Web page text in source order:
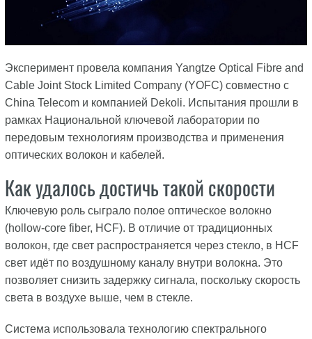
Эксперимент провела компания Yangtze Optical Fibre and
Cable Joint Stock Limited Company (YOFC) совместно с
China Telecom и компанией Dekoli. Испытания прошли в
рамках Национальной ключевой лаборатории по
передовым технологиям производства и применения
оптических волокон и кабелей.
Как удалось достичь такой скорости
Ключевую роль сыграло полое оптическое волокно
(hollow-core fiber, HCF). В отличие от традиционных
волокон, где свет распространяется через стекло, в HCF
свет идёт по воздушному каналу внутри волокна. Это
позволяет снизить задержку сигнала, поскольку скорость
света в воздухе выше, чем в стекле.
Система использовала технологию спектрального